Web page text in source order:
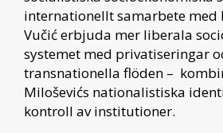
internationellt samarbete med
Vučić erbjuda mer liberala
systemet med privatiseringar
transnationella flöden –
Miloševićs nationalistiska
kontroll av institutioner.